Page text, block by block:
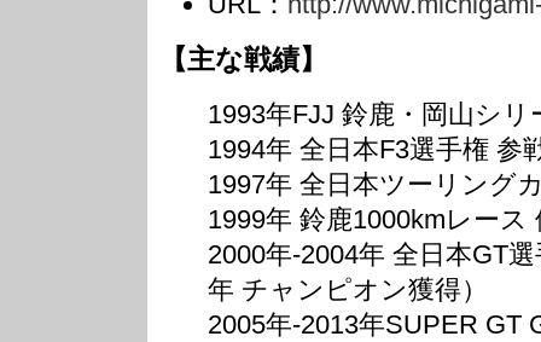
【主な戦績】
1993年FJJ 鈴鹿・岡山シ
1994年 全日本F3選手権 参
1997年 全日本ツーリング
1999年 鈴鹿1000kmレース
2000年-2004年 全日本GT
年 チャンピオン獲得）
2005年-2013年SUPER GT